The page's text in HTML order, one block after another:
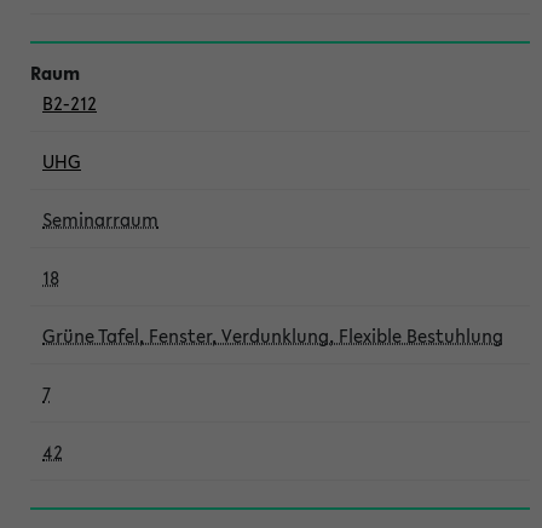
B2-212
UHG
Seminarraum
18
Grüne Tafel, Fenster, Verdunklung, Flexible Bestuhlung
7
42